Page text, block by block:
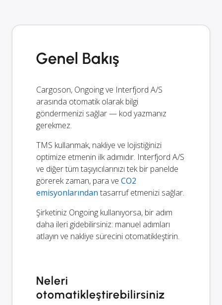
Genel Bakış
Cargoson, Ongoing ve Interfjord A/S
arasında otomatik olarak bilgi
göndermenizi sağlar — kod yazmanız
gerekmez.
TMS kullanmak, nakliye ve lojistiğinizi
optimize etmenin ilk adımıdır. Interfjord A/S
ve diğer tüm taşıyıcılarınızı tek bir panelde
görerek zaman, para ve CO2
emisyonlarından tasarruf etmenizi sağlar.
Şirketiniz Ongoing kullanıyorsa, bir adım
daha ileri gidebilirsiniz: manuel adımları
atlayın ve nakliye sürecini otomatikleştirin.
Neleri
otomatikleştirebilirsiniz